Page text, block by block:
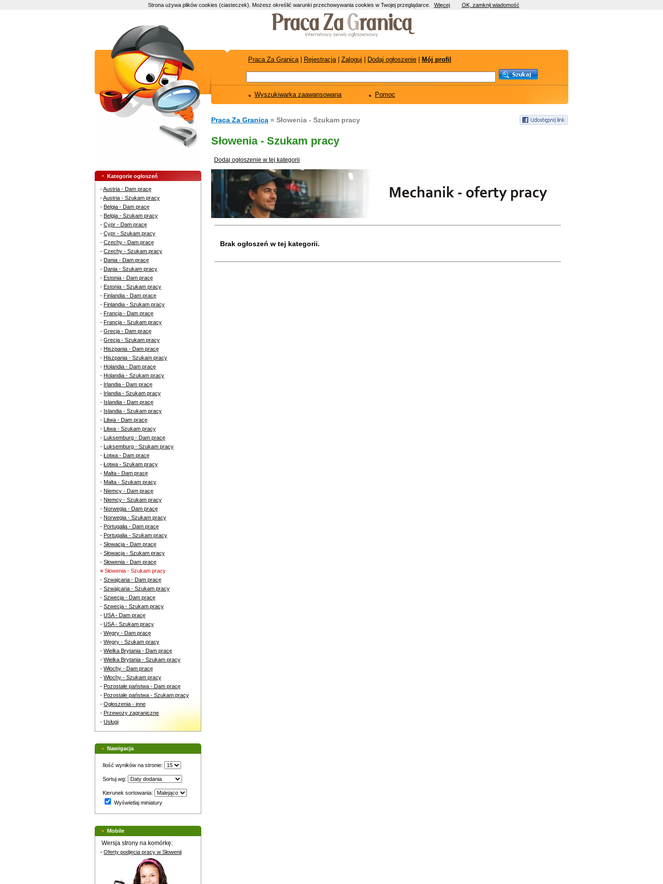
Praca Za Granicą| Rejestracja| Zaloguj Dodaj ogłoszenie Mój profil
Wyszukiwarka zaawansowana Pomoc
Praca Za Granicą » Słowenia - Szukam pracy
Słowenia - Szukam pracy
Dodaj ogłoszenie w tej kategorii
Brak ogłoszeń w tej kategorii.
Kategorie ogłoszeń
-Austria - Dam pracę
-Austria - Szukam pracy
- Belgia - Dam pracę
- Belgia - Szukam pracy
- Cypr - Dam pracę
- Cypr - Szukam pracy
- Czechy - Dam pracę
- Czechy - Szukam pracy
- Dania - Dam pracę
- Dania - Szukam pracy
- Estonia - Dam pracę
- Estonia - Szukam pracy
- Finlandia - Dam pracę
- Finlandia - Szukam pracy
- Francja - Dam pracę
- Francja - Szukam pracy
- Grecja - Dam pracę
- Grecja - Szukam pracy
- Hiszpania - Dam pracę
- Hiszpania - Szukam pracy
- Holandia - Dam pracę
- Holandia - Szukam pracy
- Irlandia - Dam pracę
- Irlandia - Szukam pracy
- Islandia - Dam pracę
- Islandia - Szukam pracy
- Litwa - Dam pracę
- Litwa - Szukam pracy
- Luksemburg - Dam pracę
- Luksemburg - Szukam pracy
- Łotwa - Dam pracę
- Łotwa - Szukam pracy
- Malta - Dam pracę
- Malta - Szukam pracy
- Niemcy - Dam pracę
- Niemcy - Szukam pracy
- Norwegia - Dam pracę
- Norwegia - Szukam pracy
- Portugalia - Dam pracę
- Portugalia - Szukam pracy
- Słowacja - Dam pracę
- Słowacja - Szukam pracy
- Słowenia - Dam pracę
» Słowenia - Szukam pracy
- Szwajcaria - Dam pracę
- Szwajcaria - Szukam pracy
- Szwecja - Dam pracę
- Szwecja - Szukam pracy
- USA - Dam pracę
- USA - Szukam pracy
- Węgry - Dam pracę
- Węgry - Szukam pracy
- Wielka Brytania - Dam pracę
- Wielka Brytania - Szukam pracy
- Włochy - Dam pracę
- Włochy - Szukam pracy
- Pozostałe państwa - Dam pracę
- Pozostałe państwa - Szukam pracy
- Ogłoszenia - inne
- Przewozy zagraniczne
- Usługi
Nawigacja
Ilość wyników na stronie:
Sortuj wg:
Kierunek sortowania:
Wyświetlaj miniatury
Mobile
Wersja strony na komórkę:
- Oferty podjęcia pracy w Słowenii
Strona używa plików cookies (ciasteczek). Możesz określić warunki przechowywania cookies w Twojej przeglądarce. Więcej OK, zamknij wiadomość